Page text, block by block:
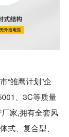
雏鹰计划”企
、3C等质量
家,拥有全套风
式、复合型、